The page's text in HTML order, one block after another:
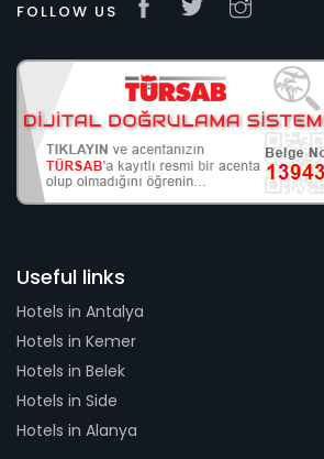
FOLLOW US
Useful links
Hotels in Antalya
Hotels in Kemer
Hotels in Belek
Hotels in Side
Hotels in Alanya